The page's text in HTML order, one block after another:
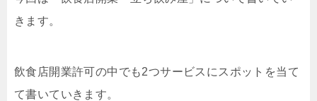
きます。
飲食店開業許可の中でも2つサービスにスポットを当て
て書いていきます。